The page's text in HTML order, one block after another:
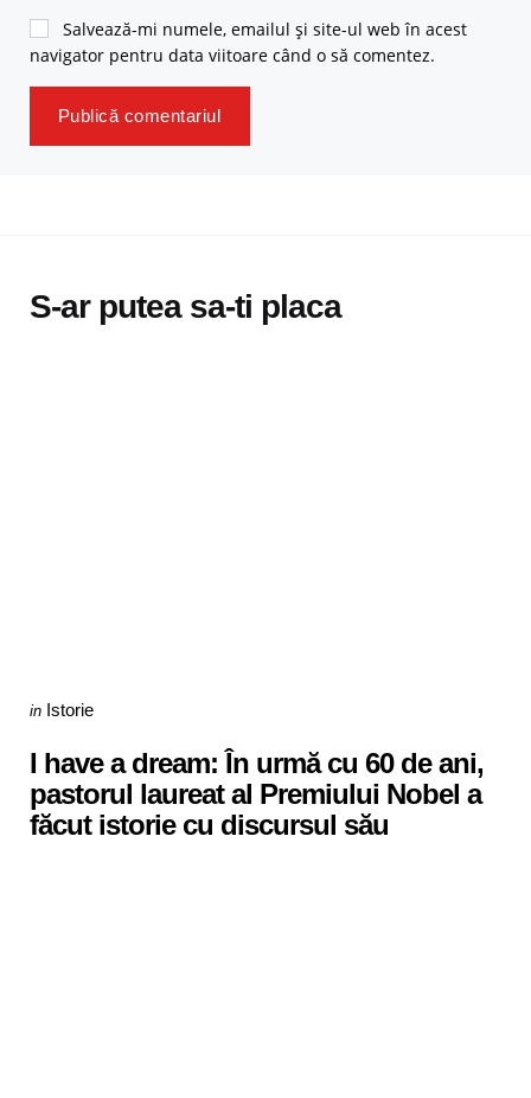
Salvează-mi numele, emailul și site-ul web în acest
navigator pentru data viitoare când o să comentez.
S-ar putea sa-ti placa
Categories
Posted
in Istorie
I have a dream: În urmă cu 60 de ani,
pastorul laureat al Premiului Nobel a
făcut istorie cu discursul său